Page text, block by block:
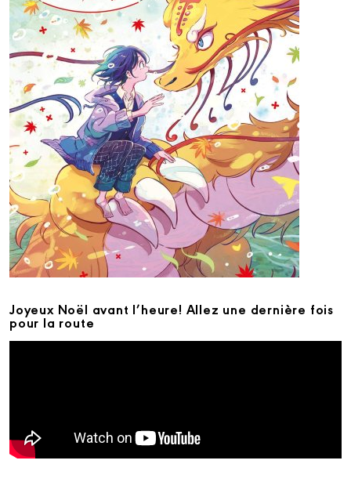
Joyeux Noël avant l’heure! Allez une dernière fois
pour la route